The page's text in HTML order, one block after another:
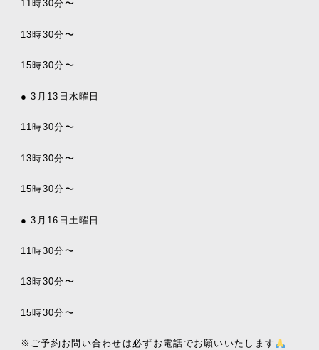
11時30分〜
13時30分〜
15時30分〜
● 3月13日水曜日
11時30分〜
13時30分〜
15時30分〜
● 3月16日土曜日
11時30分〜
13時30分〜
15時30分〜
※ご予約お問い合わせは必ずお電話でお願いいたします